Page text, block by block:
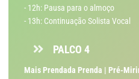
- 12h: Pausa para o almoço
- 13h: Continuação Solista Vocal
PALCO 4
Mais Prendada Prenda | Pré-